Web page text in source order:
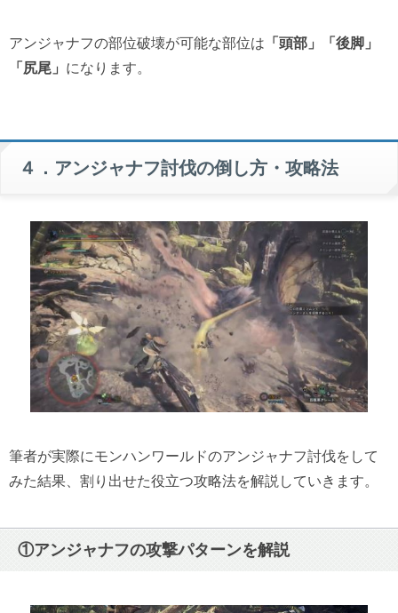
アンジャナフの部位破壊が可能な部位は 「頭部」「後脚」
「尻尾」 になります。
４．アンジャナフ討伐の倒し方・攻略法
筆者が実際にモンハンワールドのアンジャナフ討伐をして
みた結果、割り出せた役立つ攻略法を解説していきます。
①アンジャナフの攻撃パターンを解説